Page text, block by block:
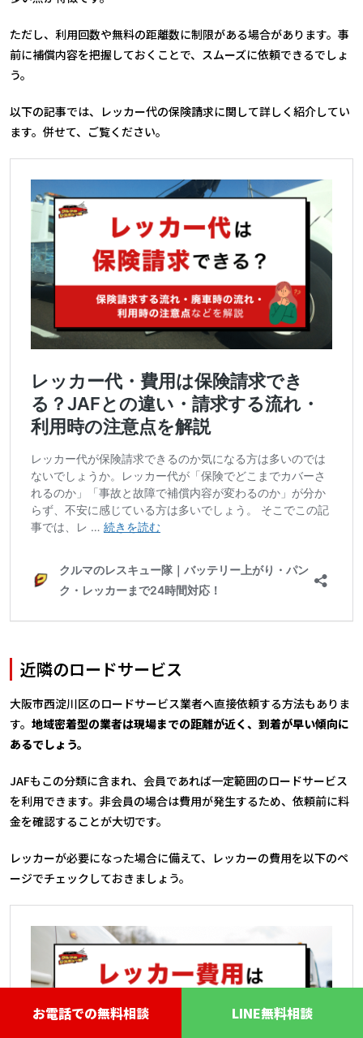
ただし、利用回数や無料の距離数に制限がある場合があります。事
前に補償内容を把握しておくことで、スムーズに依頼できるでしょ
う。
以下の記事では、レッカー代の保険請求に関して詳しく紹介してい
ます。併せて、ご覧ください。
近隣のロードサービス
大阪市西淀川区のロードサービス業者へ直接依頼する方法もありま
す。 地域密着型の業者は現場までの距離が近く、到着が早い傾向に
あるでしょう。
JAFもこの分類に含まれ、会員であれば一定範囲のロードサービス
を利用できます。非会員の場合は費用が発生するため、依頼前に料
金を確認することが大切です。
レッカーが必要になった場合に備えて、レッカーの費用を以下のペ
ージでチェックしておきましょう。
お電話での無料相談 LINE無料相談